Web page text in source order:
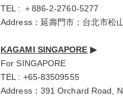
TEL : ＋886-2-2760-5277
Address：延壽門市：台北市
KAGAMI SINGAPORE ▶︎
For SINGAPORE
TEL : +65-83509555
Address：391 Orchard Road,